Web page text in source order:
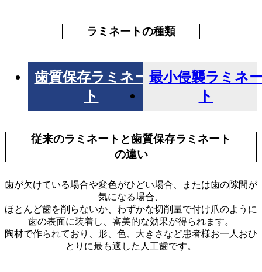
ラミネートの種類
歯質保存ラミネー
ト
最小侵襲ラミネ
ト
従来のラミネートと歯質保存ラミネート
の違い
歯が欠けている場合や変色がひどい場合、または歯の隙間が
気になる場合、
ほとんど歯を削らないか、わずかな切削量で付け爪のように
歯の表面に装着し、審美的な効果が得られます。
陶材で作られており、形、色、大きさなど患者様お一人おひ
とりに最も適した人工歯です。